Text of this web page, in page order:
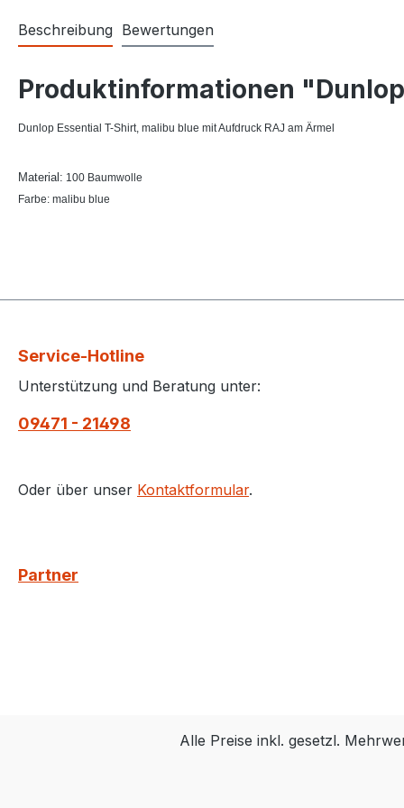
Beschreibung Bewertungen
Produktinformationen
Dunlop Essential T-Shirt, malibu blue mit Aufdruck RAJ am Ärmel
Material: 100 Baumwolle
Farbe: malibu blue
Service-Hotline
Unterstützung und Beratung unter:
09471 - 21498
Oder über unser Kontaktformular.
Partner
Alle Preise inkl. gesetzl.